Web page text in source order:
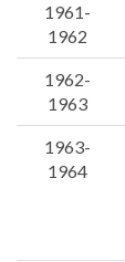
1961-
1962
1962-
1963
1963-
1964